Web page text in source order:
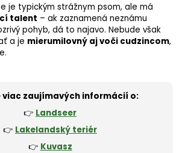
je typickým strážnym psom, ale má
talent – ak zaznamená neznámu
pohyb, dá to najavo. Nebude však
a je mierumilovný aj voči cudzincom,
viac zaujímavých informácií o:
👉 Landseer
👉 Lakelandský teriér
👉 Kuvasz